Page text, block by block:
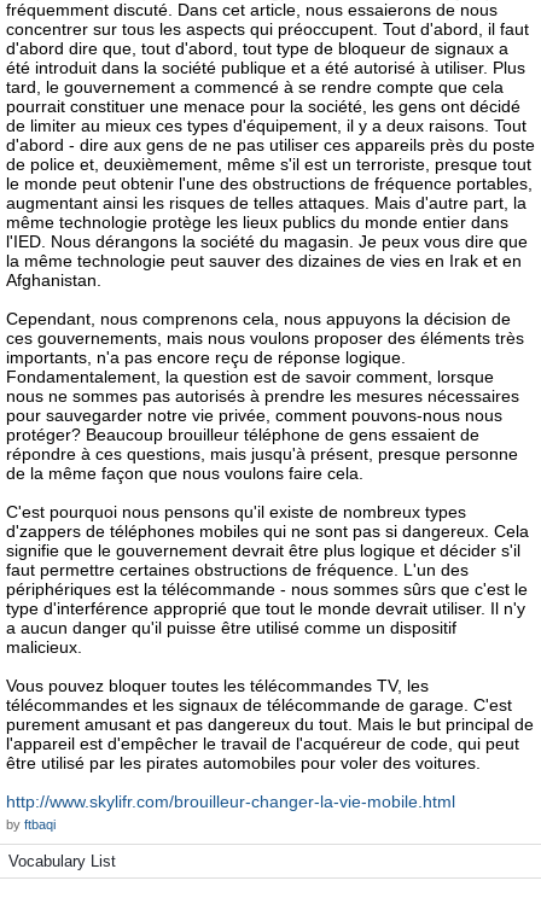
fréquemment discuté. Dans cet article, nous essaierons de nous
concentrer sur tous les aspects qui préoccupent. Tout d'abord, il faut
d'abord dire que, tout d'abord, tout type de bloqueur de signaux a
été introduit dans la société publique et a été autorisé à utiliser. Plus
tard, le gouvernement a commencé à se rendre compte que cela
pourrait constituer une menace pour la société, les gens ont décidé
de limiter au mieux ces types d'équipement, il y a deux raisons. Tout
d'abord - dire aux gens de ne pas utiliser ces appareils près du poste
de police et, deuxièmement, même s'il est un terroriste, presque tout
le monde peut obtenir l'une des obstructions de fréquence portables,
augmentant ainsi les risques de telles attaques. Mais d'autre part, la
même technologie protège les lieux publics du monde entier dans
l'IED. Nous dérangons la société du magasin. Je peux vous dire que
la même technologie peut sauver des dizaines de vies en Irak et en
Afghanistan.
Cependant, nous comprenons cela, nous appuyons la décision de
ces gouvernements, mais nous voulons proposer des éléments très
importants, n'a pas encore reçu de réponse logique.
Fondamentalement, la question est de savoir comment, lorsque
nous ne sommes pas autorisés à prendre les mesures nécessaires
pour sauvegarder notre vie privée, comment pouvons-nous nous
protéger? Beaucoup brouilleur téléphone de gens essaient de
répondre à ces questions, mais jusqu'à présent, presque personne
de la même façon que nous voulons faire cela.
C'est pourquoi nous pensons qu'il existe de nombreux types
d'zappers de téléphones mobiles qui ne sont pas si dangereux. Cela
signifie que le gouvernement devrait être plus logique et décider s'il
faut permettre certaines obstructions de fréquence. L'un des
périphériques est la télécommande - nous sommes sûrs que c'est le
type d'interférence approprié que tout le monde devrait utiliser. Il n'y
a aucun danger qu'il puisse être utilisé comme un dispositif
malicieux.
Vous pouvez bloquer toutes les télécommandes TV, les
télécommandes et les signaux de télécommande de garage. C'est
purement amusant et pas dangereux du tout. Mais le but principal de
l'appareil est d'empêcher le travail de l'acquéreur de code, qui peut
être utilisé par les pirates automobiles pour voler des voitures.
http://www.skylifr.com/brouilleur-changer-la-vie-mobile.html
by ftbaqi
Vocabulary List